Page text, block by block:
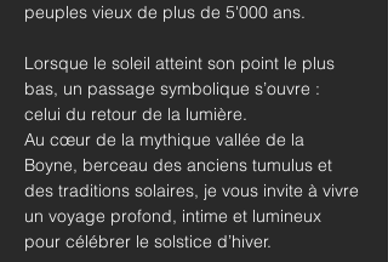
peuples vieux de plus de 5'000 ans.
Lorsque le soleil atteint son point le plus
bas, un passage symbolique s’ouvre :
celui du retour de la lumière.
Au cœur de la mythique vallée de la
Boyne, berceau des anciens tumulus et
des traditions solaires, je vous invite à vivre
un voyage profond, intime et lumineux
pour célébrer le solstice d’hiver.